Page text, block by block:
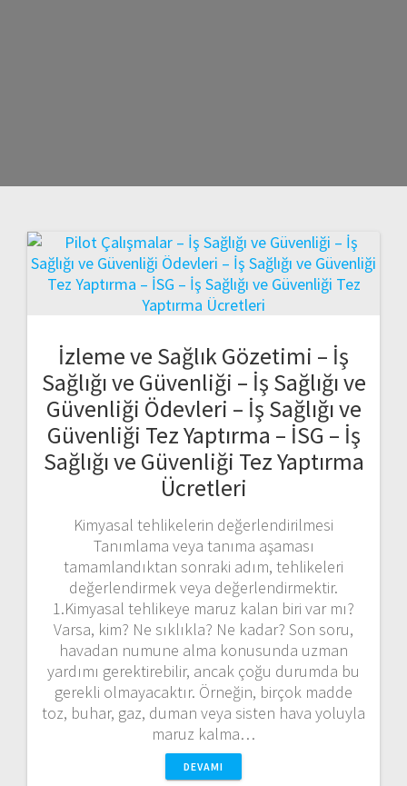
İzleme ve Sağlık Gözetimi – İş
Sağlığı ve Güvenliği – İş Sağlığı ve
Güvenliği Ödevleri – İş Sağlığı ve
Güvenliği Tez Yaptırma – İSG – İş
Sağlığı ve Güvenliği Tez Yaptırma
Ücretleri
Kimyasal tehlikelerin değerlendirilmesi
Tanımlama veya tanıma aşaması
tamamlandıktan sonraki adım, tehlikeleri
değerlendirmek veya değerlendirmektir.
1.Kimyasal tehlikeye maruz kalan biri var mı?
Varsa, kim? Ne sıklıkla? Ne kadar? Son soru,
havadan numune alma konusunda uzman
yardımı gerektirebilir, ancak çoğu durumda bu
gerekli olmayacaktır. Örneğin, birçok madde
toz, buhar, gaz, duman veya sisten hava yoluyla
maruz kalma…
DEVAMI